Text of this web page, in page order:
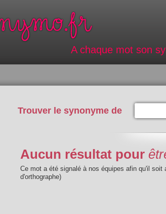
A chaque mot son
Trouver le synonyme de
Aucun résultat pour
Ce mot a été signalé à nos équipes afin qu'il
d'orthographe)